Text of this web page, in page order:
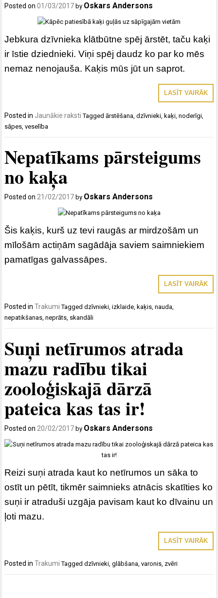
Posted on01/03/2017 by Oskars Andersons
Jebkura dzīvnieka klātbūtne spēj ārstēt, taču kaķi
ir īstie dziednieki. Viņi spēj daudz ko par ko mēs
nemaz nenojauša. Kaķis mūs jūt un saprot.
LASĪT VAIRĀK
Posted in Jaunākie raksti Taggedārstēšana ,dzīvnieki kaķi ,noderīgi
sāpes ,veselība
Nepatīkams pārsteigums
no kaķa
Posted on21/02/2017 by Oskars Andersons
Šis kaķis, kurš uz tevi raugās ar mirdzošām un
mīlošām actiņām sagādāja saviem saimniekiem
pamatīgas galvassāpes.
LASĪT VAIRĀK
Posted inTrakumi Taggeddzīvnieki,izklaide, kaķis,nauda,
nepatikšanas,neprāts, skandāli
Suņi netīrumos atrada
mazu radību tikai
zooloģiskajā dārzā
pateica kas tas ir!
Posted on 20/02/2017 by Oskars Andersons
Reizi suņi atrada kaut ko netīrumos un sāka to
ostīt un pētīt, tikmēr saimnieks atnācis skatīties ko
suņi ir atraduši uzgāja pavisam kaut ko dīvainu un
ļoti mazu.
LASĪT VAIRĀK
Posted inTrakumi Taggeddzīvnieki ,glābšana ,varonis zvēri